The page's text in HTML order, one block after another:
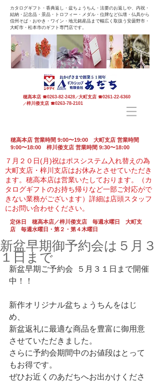
カタログギフト・香典返し・盆ちょうちん・法要のお返しや、内祝・
結納・記念品・景品・トロフィー・メダル・位牌など仏壇・仏具から
信州そば・おやき・ワイン・地元銘産品まで幅広く取扱う安曇野市・
大町市・松本市のギフト専門店です。
穂高本店 ☎0263-82-2428 ／大町支店 ☎0261-22-6360
／梓川倭支店 ☎0263-78-2101
穂高本店 営業時間 9:00〜19:00 大町支店 営業時間
9:00〜18:00 梓川倭支店 営業時間 9:30〜18:00
７月２０日(月)祝はポスシステム入れ替えの為
大町支店・梓川支店はお休みとさせていただき
ます。 穂高本店は営業いたしております。（カ
タログギフトのお持ち帰りなど一部ご対応がで
きない業務がございます） 詳細は店頭スタッフ
にお問い合わせください。
定休日 穂高本店／梓川倭支店 毎週水曜日 大町支
店 毎週水曜日・第２・第４木曜日
新盆早期御予約会は５月３
１日まで
新盆早期ご予約会  ５月３１日まで開催
中！！
新作オリジナル盆ちょうちんをはじ
め、
新盆返礼に最適な商品を豊富に御用意
させていただきました。
さらに予約会期間中のお値段はとって
もお得です。
ぜひお近くのあだちへお出かけくださ